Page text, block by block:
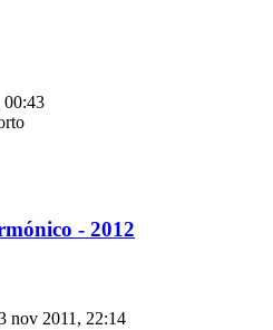
00:43
- 2012
nov 2011, 22:14